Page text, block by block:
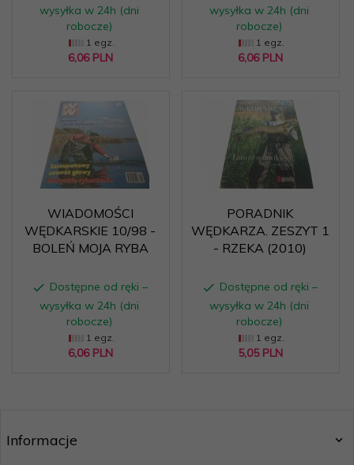
wysyłka w 24h (dni
robocze)
1 egz.
6,06 PLN
wysyłka w 24h (dni
robocze)
1 egz.
6,06 PLN
WIADOMOŚCI
WĘDKARSKIE 10/98 -
BOLEŃ MOJA RYBA
Dostępne od ręki –
wysyłka w 24h (dni
robocze)
1 egz.
6,06 PLN
PORADNIK
WĘDKARZA. ZESZYT 1
- RZEKA (2010)
Dostępne od ręki –
wysyłka w 24h (dni
robocze)
1 egz.
5,05 PLN
Informacje